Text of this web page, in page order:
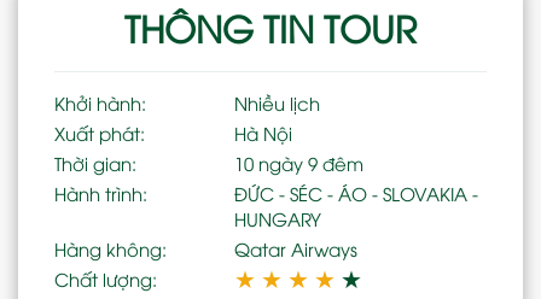
THÔNG TIN TOUR
Khởi hành:
Nhiều lịch
Xuất phát:
Hà Nội
Thời gian:
10 ngày 9 đêm
Hành trình:
ĐỨC - SÉC - ÁO - SLOVAKIA -
HUNGARY
Hàng không:
Qatar Airways
Chất lượng:
★ ★ ★ ★ ★